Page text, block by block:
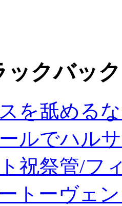
ックバック
を舐める
ルでハル
祝祭管/フ
トーヴェ